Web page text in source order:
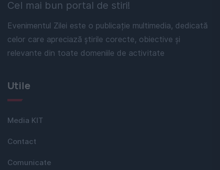
Cel mai bun portal de stiri!
Evenimentul Zilei este o publicație multimedia, dedicată
celor care apreciază știrile corecte, obiective și
relevante din toate domeniile de activitate
Utile
Media KIT
Contact
Comunicate